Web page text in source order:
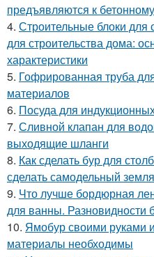
предъявляются к
4. Строительные блоки для
для строительства дома:
характеристики
5. Гофрированная труба
материалов
6. Посуда для
7. Сливной клапан для
выходящие шланги
8. Как сделать бур для
сделать самодельный
9. Что лучше бордюрная
для ванны. Разновидности
10. Ямобур своими руками
материалы необходимы